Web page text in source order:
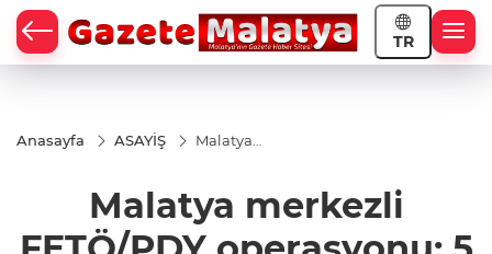
TR
Anasayfa ASAYİŞ
Malatya
5 gözaltı
Malatya merkezli